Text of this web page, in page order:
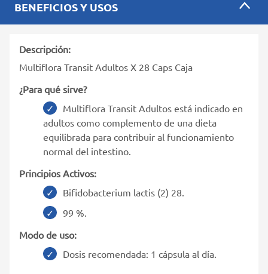
BENEFICIOS Y USOS
Descripción:
Multiflora Transit Adultos X 28 Caps Caja
¿Para qué sirve?
Multiflora Transit Adultos está indicado en
adultos como complemento de una dieta
equilibrada para contribuir al funcionamiento
normal del intestino.
Principios Activos:
Bifidobacterium lactis (2) 28.
99 %.
Modo de uso:
Dosis recomendada: 1 cápsula al día.